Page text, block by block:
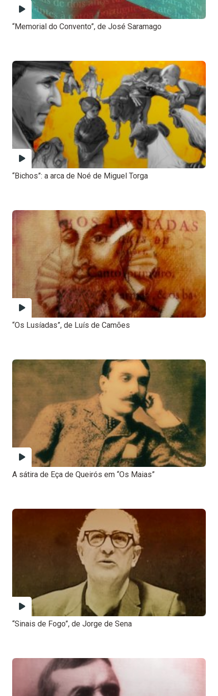
“Memorial do Convento”, de José Saramago
“Bichos”: a arca de Noé de Miguel Torga
“Os Lusíadas”, de Luís de Camões
A sátira de Eça de Queirós em “Os Maias”
“Sinais de Fogo”, de Jorge de Sena